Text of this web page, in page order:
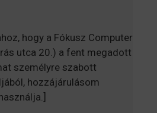
hogy a Fókusz Computer
utca 20.) a fent megadott
személyre szabott
hozzájárulásom